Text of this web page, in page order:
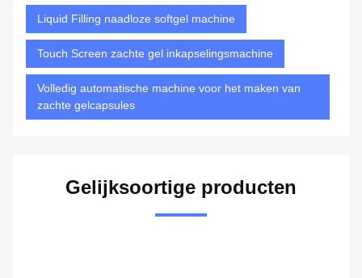
Liquid Filling naadloze softgel machine
Touch Screen zachte gel inkapselingsmachine
Volledig automatische machine voor het maken van
zachte gelcapsules
Gelijksoortige producten